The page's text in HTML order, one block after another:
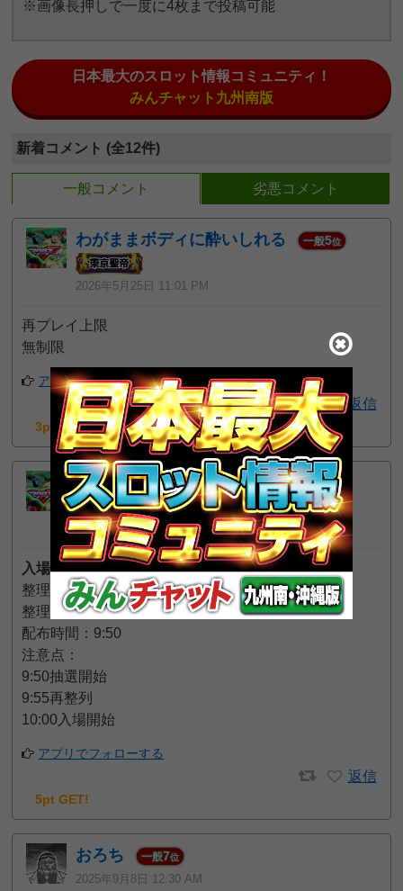
※画像長押しで一度に4枚まで投稿可能
日本最大のスロット情報コミュニティ！
みんチャット九州南版
新着コメント (全12件)
一般コメント 劣悪コメント
わがままボディに酔いしれる 一般5位
2026年5月25日 11:01 PM
再プレイ上限
無制限
アプリでフォローする
返信
3pt GET!
わがままボディに酔いしれる 一般5位
2026年5月25日 11:01 PM
入場方法
整理券の有無：あり（会員カード不要）
整理券の配布方法：抽選
配布時間：9:50
注意点：
9:50抽選開始
9:55再整列
10:00入場開始
アプリでフォローする
返信
5pt GET!
おろち 一般7位
2025年9月8日 12:30 AM